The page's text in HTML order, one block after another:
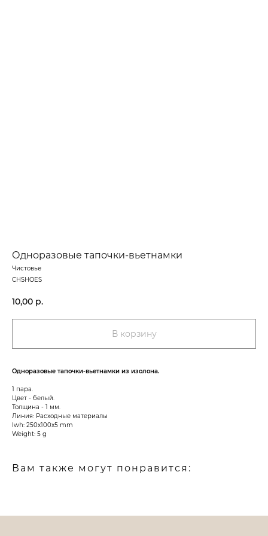
Одноразовые тапочки-вьетнамки
Чистовье
CHSHOES
10,00 р.
В корзину
Одноразовые тапочки-вьетнамки из изолона.
1 пара.
Цвет - белый.
Толщина - 1 мм.
Линия: Расходные материалы
lwh: 250x100x5 mm
Weight: 5 g
Вам также могут понравится: